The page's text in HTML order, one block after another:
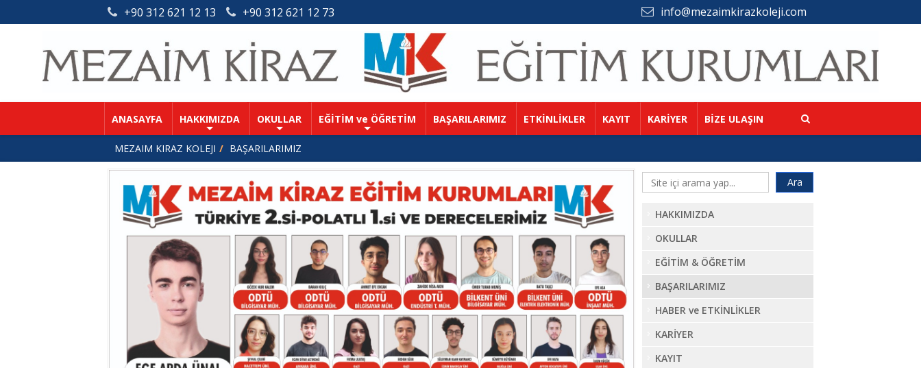
info@mezaimkirazkoleji.com
+90 312 621 12 13 +90 312 621 12 73
ANASAYFA HAKKIMIZDA OKULLAR EĞİTİM ve ÖĞRETİM BAŞARILARIMIZ ETKİNLİKLER KAYIT KARİYER BİZE ULAŞIN
MEZAIM KIRAZ KOLEJI BAŞARILARIMIZ
HAKKIMIZDA
OKULLAR
EĞİTİM & ÖĞRETİM
BAŞARILARIMIZ
HABER ve ETKİNLİKLER
KARİYER
KAYIT